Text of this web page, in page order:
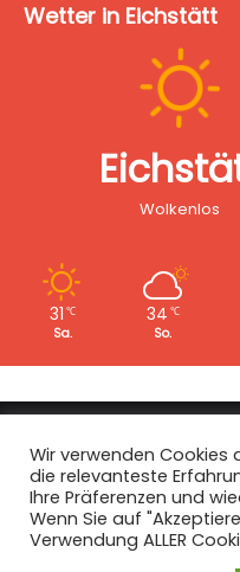
Wetter in Eichstätt
Wolkenlos
31 ℃
Sa.
34 ℃
So.
Copyright © 2008 - 2026
Start|
Wir verwenden Cookies
die relevanteste
Ihre Präferenzen und
Wenn Sie auf
Verwendung ALLER